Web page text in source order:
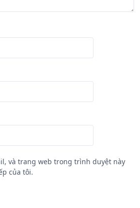
và trang web trong trình duyệt này
của tôi.